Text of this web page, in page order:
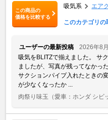
この商品の
価格を比較する
吸気系 エア
このカテゴリ
ユーザーの最新投稿
2026年8
吸気をBLITZで揃えました。 サ
ましたが、写真が残ってなかっ
サクションパイプ入れたときの
が少なくなったか ...
肉祭り味玉 （愛車：ホンダ シビ